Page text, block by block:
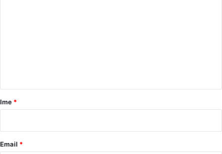
r
Ime *
Email *